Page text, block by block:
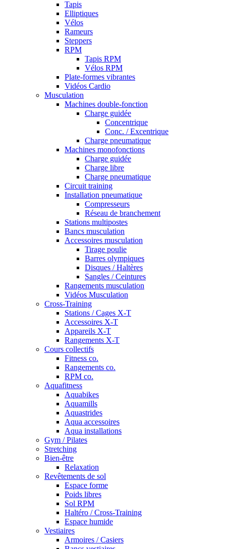
Tapis
Elliptiques
Vélos
Rameurs
Steppers
RPM
Tapis RPM
Vélos RPM
Plate-formes vibrantes
Vidéos Cardio
Musculation
Machines double-fonction
Charge guidée
Concentrique
Conc. / Excentrique
Charge pneumatique
Machines monofonctions
Charge guidée
Charge libre
Charge pneumatique
Circuit training
Installation pneumatique
Compresseurs
Réseau de branchement
Stations multipostes
Bancs musculation
Accessoires musculation
Tirage poulie
Barres olympiques
Disques / Haltères
Sangles / Ceintures
Rangements musculation
Vidéos Musculation
Cross-Training
Stations / Cages X-T
Accessoires X-T
Appareils X-T
Rangements X-T
Cours collectifs
Fitness co.
Rangements co.
RPM co.
Aquafitness
Aquabikes
Aquamills
Aquastrides
Aqua accessoires
Aqua installations
Gym / Pilates
Stretching
Bien-être
Relaxation
Revêtements de sol
Espace forme
Poids libres
Sol RPM
Haltéro / Cross-Training
Espace humide
Vestiaires
Armoires / Casiers